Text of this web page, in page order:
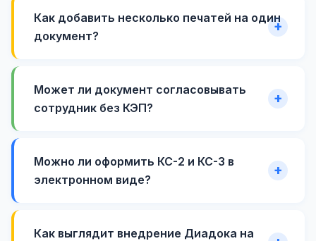
Как добавить несколько печатей на один
документ?
Может ли документ согласовывать
сотрудник без КЭП?
Можно ли оформить КС-2 и КС-3 в
электронном виде?
Как выглядит внедрение Диадока на